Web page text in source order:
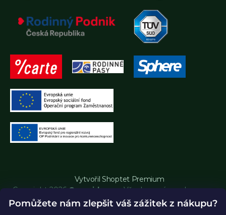
Pomůžete nám zlepšit váš zážitek z nákupu?
Vytvořil Shoptet Premium
Copyright 2026Greenidea.cz. Všechna práva vyhrazena.
Upravit nastavení cookies